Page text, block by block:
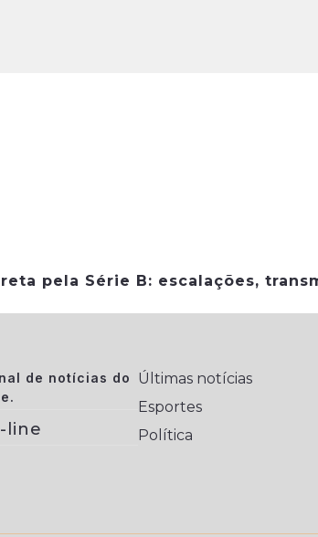
pela Série B: escalações,
de notícias do
line
Últimas notícias
Esportes
Política